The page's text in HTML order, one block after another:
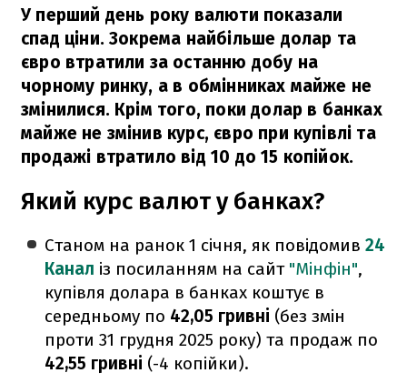
У перший день року валюти показали
спад ціни. Зокрема найбільше долар та
євро втратили за останню добу на
чорному ринку, а в обмінниках майже не
змінилися. Крім того, поки долар в банках
майже не змінив курс, євро при купівлі та
продажі втратило від 10 до 15 копійок.
Який курс валют у банках?
Станом на ранок 1 січня, як повідомив 24
Канал із посиланням на сайт"Мінфін",
купівля долара в банках коштує в
середньому по 42,05 гривні (без змін
проти 31 грудня 2025 року) та продаж по
42,55 гривні (-4 копійки).